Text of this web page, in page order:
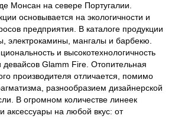
Монсан на севере Португалии.
основывается на экологичности и
предприятия. В каталоге продукции
электрокамины, мангалы и барбекю.
и высокотехнологичность
Glamm Fire. Отопительная
производителя отличается, помимо
разнообразием дизайнерской
В огромном количестве линеек
аксессуары на любой вкус: от